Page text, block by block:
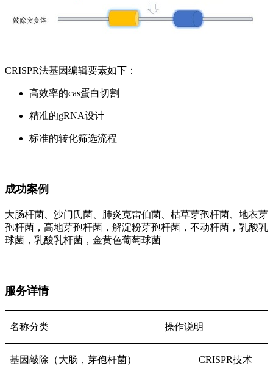
CRISPR法基因编辑要素如下：
高效率的cas蛋白切割
精准的gRNA设计
标准的转化筛选流程
成功案例
大肠杆菌、沙门氏菌、肺炎克雷伯菌、枯草芽孢杆菌、地衣芽
孢杆菌，高地芽孢杆菌，解淀粉芽孢杆菌，不动杆菌，乳酸乳
球菌，乳酸乳杆菌，金黄色葡萄球菌
服务详情
名称分类 操作说明
基因敲除（大肠，芽孢杆菌） CRISPR技术